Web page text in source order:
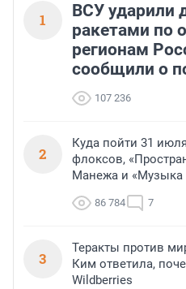
1
ВСУ ударили
ракетами по
регионам
сообщили о
107 236
2
Куда пойти 31
флоксов,
Манежа и «Музыка
86 784 7
3
Теракты против
Ким ответила,
Wildberries